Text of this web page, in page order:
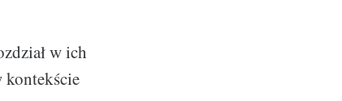
w ich
kontekście